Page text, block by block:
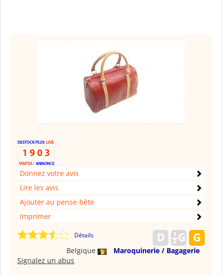
Donnez votre avis
Lire les avis
Ajouter au pense-bête
Imprimer
Détails
Belgique
Maroquinerie / Bagagerie
Signalez un abus